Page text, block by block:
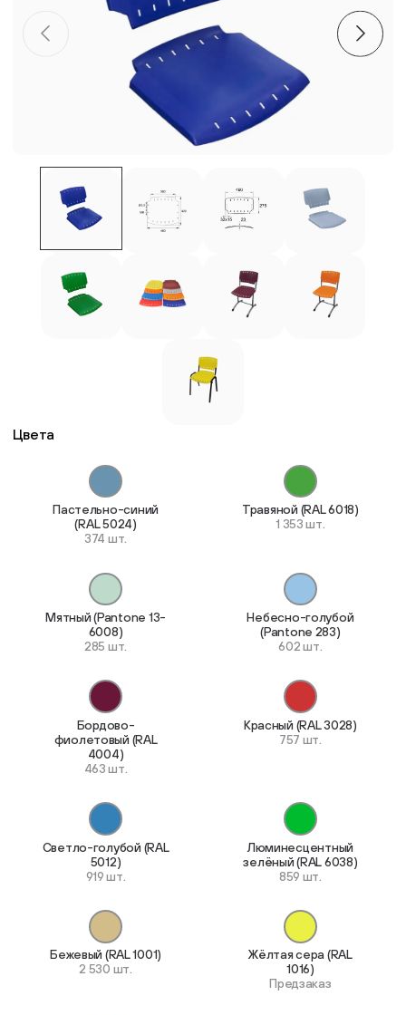
Цвета
Пастельно-синий
(RAL 5024)
374 шт.
Травяной (RAL 6018)
1 353 шт.
Мятный (Pantone 13-
6008)
285 шт.
Небесно-голубой
(Pantone 283)
602 шт.
Бордово-
фиолетовый (RAL
4004)
463 шт.
Красный (RAL 3028)
757 шт.
Светло-голубой (RAL
5012)
919 шт.
Люминесцентный
зелёный (RAL 6038)
859 шт.
Бежевый (RAL 1001)
2 530 шт.
Жёлтая сера (RAL
1016)
Предзаказ
Пластиковые столешницы для школьных парт
Комплектующие для мебели
Система выравнивания плитки
Дюбель